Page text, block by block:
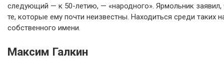
следующий — к 50-летию, — «народного». Ярмольник
те, которые ему почти неизвестны. Находиться среди таких
собственного имени.
Максим Галкин